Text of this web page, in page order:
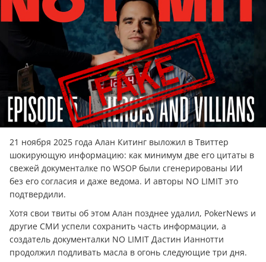
21 ноября 2025 года Алан Китинг выложил в Твиттер
шокирующую информацию: как минимум две его цитаты в
свежей документалке по WSOP были сгенерированы ИИ
без его согласия и даже ведома. И авторы NO LIMIT это
подтвердили.
Хотя свои твиты об этом Алан позднее удалил, PokerNews и
другие СМИ успели сохранить часть информации, а
создатель документалки NO LIMIT Дастин Ианнотти
продолжил подливать масла в огонь следующие три дня.